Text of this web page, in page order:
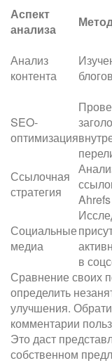
Аспект
анализа
Анализ
контента
SEO-
оптимизация
Ссылочная
стратегия
Социальные
медиа
в
Сравнение своих
определить
улучшения.
комментарии
Это даст
собственном